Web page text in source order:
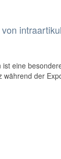
ist eine
der